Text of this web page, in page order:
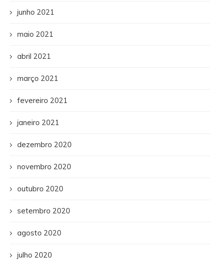
junho 2021
maio 2021
abril 2021
março 2021
fevereiro 2021
janeiro 2021
dezembro 2020
novembro 2020
outubro 2020
setembro 2020
agosto 2020
julho 2020